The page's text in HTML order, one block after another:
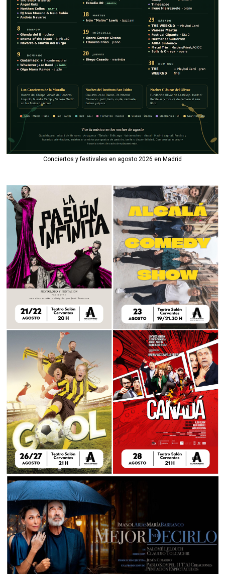
Conciertos y festivales en agosto 2026 en Madrid